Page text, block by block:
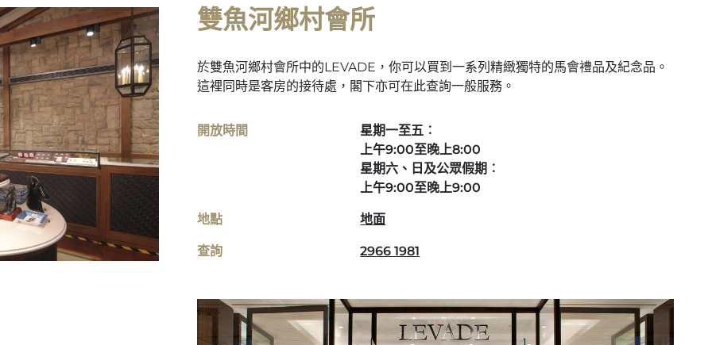
雙魚河鄉村會所
於雙魚河鄉村會所中的LEVADE，你可以買到一系列精緻獨特的馬會禮品及紀念品。
這裡同時是客房的接待處，閣下亦可在此查詢一般服務。
開放時間
星期一至五︰
上午9:00至晚上8:00
星期六、日及公眾假期︰
上午9:00至晚上9:00
地點 地面
查詢 2966 1981